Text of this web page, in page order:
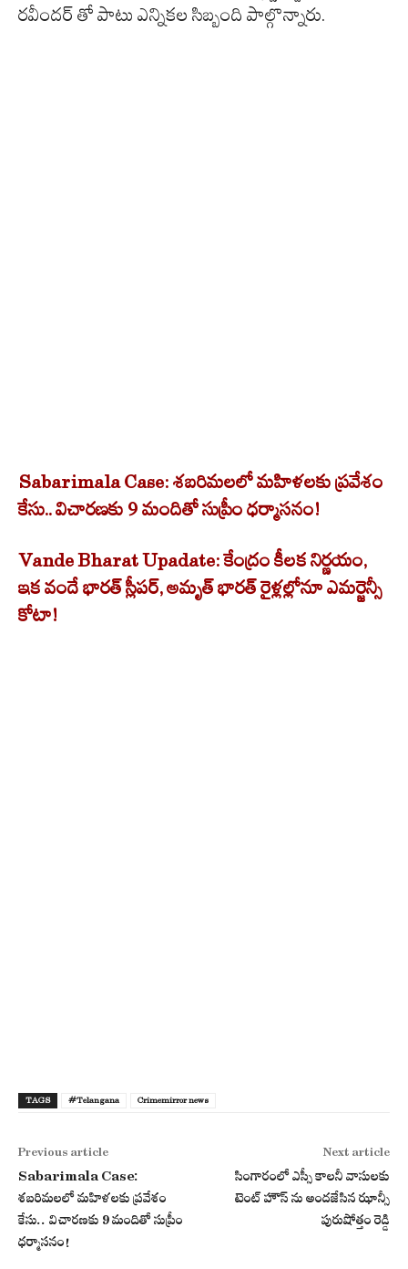
రవీందర్ తో పాటు ఎన్నికల సిబ్బంది పాల్గొన్నారు.
Sabarimala Case: శబరిమలలో మహిళలకు ప్రవేశం
కేసు.. విచారణకు 9 మందితో సుప్రీం ధర్మాసనం!
Vande Bharat Upadate: కేంద్రం కీలక నిర్ణయం,
ఇక వందే భారత్‌ స్లీపర్‌, అమృత్ భారత్ రైళ్లల్లోనూ ఎమర్జెన్సీ
కోటా!
TAGS #Telangana Crimemirror news
Previous article
Sabarimala Case:
శబరిమలలో మహిళలకు ప్రవేశం
కేసు.. విచారణకు 9 మందితో సుప్రీం
ధర్మాసనం!
Next article
సింగారంలో ఎస్సీ కాలనీ వాసులకు
టెంట్ హౌస్ ను అందజేసిన ఝాన్సీ
పురుషోత్తం రెడ్డి